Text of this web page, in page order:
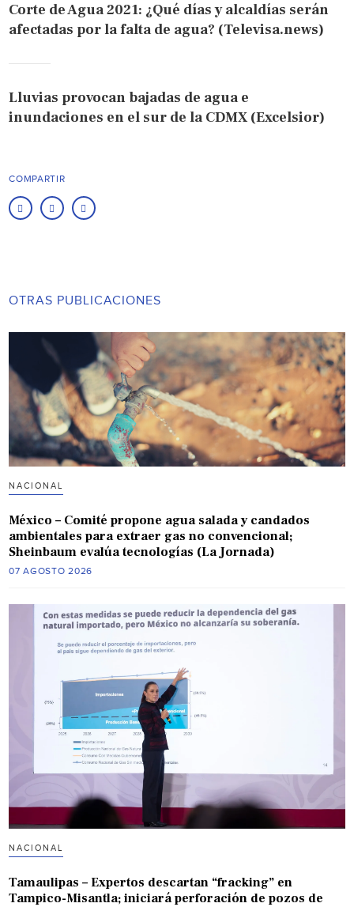
Corte de Agua 2021: ¿Qué días y alcaldías serán
afectadas por la falta de agua? (Televisa.news)
Lluvias provocan bajadas de agua e
inundaciones en el sur de la CDMX (Excelsior)
COMPARTIR
OTRAS PUBLICACIONES
NACIONAL
México – Comité propone agua salada y candados
ambientales para extraer gas no convencional;
Sheinbaum evalúa tecnologías (La Jornada)
07 AGOSTO 2026
NACIONAL
Tamaulipas – Expertos descartan “fracking” en
Tampico-Misantla; iniciará perforación de pozos de